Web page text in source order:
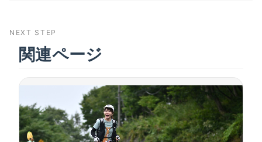
NEXT STEP
関連ページ